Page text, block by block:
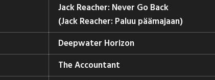
Jack Reacher: Never Go Back
(Jack Reacher: Paluu päämajaan)
Deepwater Horizon
The Accountant